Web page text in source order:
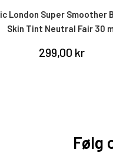
London Super Smoother
Skin Tint Neutral Fair 30
299,00 kr
Følg